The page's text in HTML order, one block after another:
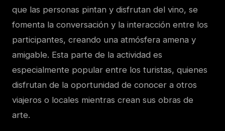
que las personas pintan y disfrutan del vino, se
fomenta la conversación y la interacción entre los
participantes, creando una atmósfera amena y
amigable. Esta parte de la actividad es
especialmente popular entre los turistas, quienes
disfrutan de la oportunidad de conocer a otros
viajeros o locales mientras crean sus obras de
arte.